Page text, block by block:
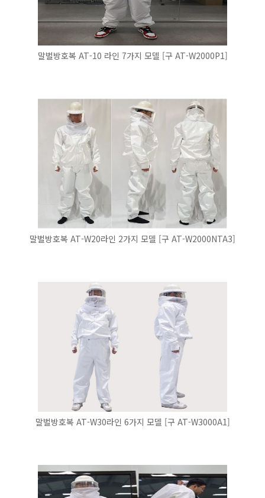
말벌방호복 AT-10 라인 7가지 모델 [구 AT-W2000P1]
말벌방호복 AT-W20라인 2가지 모델 [구 AT-W2000NTA3]
말벌방호복 AT-W30라인 6가지 모델 [구 AT-W3000A1]